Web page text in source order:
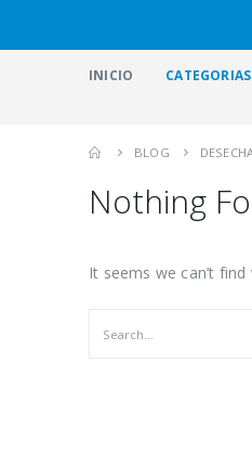
INICIO CATEGORIAS
BLOG
Nothing
It seems we can’t